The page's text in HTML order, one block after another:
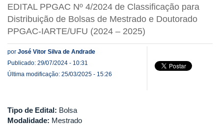
EDITAL PPGAC Nº 4/2024 de Classificação para
Distribuição de Bolsas de Mestrado e Doutorado
PPGAC-IARTE/UFU (2024 – 2025)
por José Vitor Silva de Andrade
Publicado: 29/07/2024 - 10:31
Última modificação: 25/03/2025 - 15:26
Tipo de Edital: Bolsa
Modalidade: Mestrado